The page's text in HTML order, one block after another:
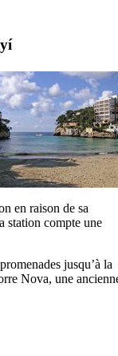
en raison de sa
station compte une
jusqu’à la
Nova, une